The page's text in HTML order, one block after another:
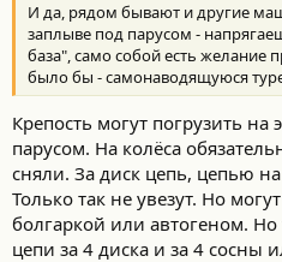
И да, рядом бывают и другие
заплыве под парусом -
база", само собой есть желание
было бы - самонаводящуюся
Крепость могут погрузить на
парусом. На колёса
сняли. За диск цепь, цепью
Только так не увезут. Но
болгаркой или автогеном.
цепи за 4 диска и за 4 сосны